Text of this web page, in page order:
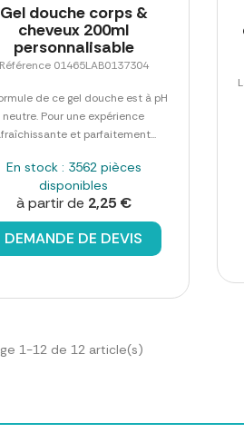
Gel douche corps &
cheveux 200ml
personnalisable
01465LAB0137304
de ce gel douche est à pH
neutre. Pour une expérience
et parfaitement...
En stock : 3562 pièces
disponibles
à partir de 2,25 €
DEMANDE DE DEVIS
1-12 de 12 article(s)